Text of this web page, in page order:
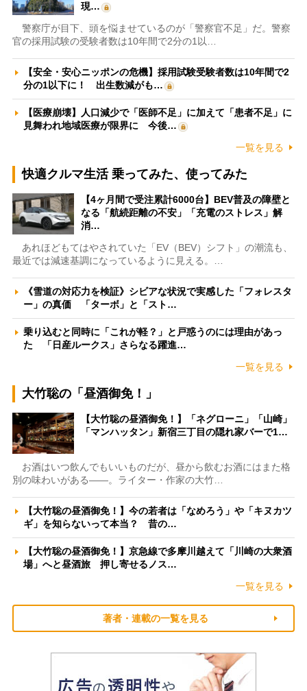
現…
警察庁が目下、頭を悩ませているのが「警察官不足」だ。警察
官の採用試験の受験者数は10年間で2分の1以…
【安全・安心ニッポンの危機】採用試験受験者数は10年間で2
分の1以下に！ 出生数減がも…
【医療崩壊】人口減少で「医師不足」に加えて「患者不足」に
見舞われ地域医療が限界に 今後…
一覧を見る
快適クルマ生活 乗ってみた、使ってみた
【4ヶ月間で受注累計6000台】BEV普及の障壁と
なる「航続距離の不安」「充電のストレス」解
消…
あれほどもてはやされていた「EV（BEV）シフト」の潮流も、
最近では減速基調になっているように見える。…
《雪道の対応力を検証》シビアな状況で実感した「フォレスタ
ー」の真価 「ターボ」と「スト…
乗り込むと同時に「これが軽？」と戸惑うのには理由があっ
た 「日産ルークス」さらなる躍進…
一覧を見る
大竹聡の「昼酒御免！」
【大竹聡の昼酒御免！】「ネグローニ」「山崎」
「マンハッタン」新宿三丁目の隠れ家バーで1…
お酒はいつ飲んでもいいものだが、昼から飲むお酒にはまた格
別の味わいがある――。ライター・作家の大竹…
【大竹聡の昼酒御免！】今の若者は「なめろう」や「キヌカツ
ギ」を知らないって本当？ 昔の…
【大竹聡の昼酒御免！】京急線で多摩川越えて「川崎の大衆酒
場」へと昼酒旅 押し寄せるノス…
一覧を見る
著者・連載の一覧を見る